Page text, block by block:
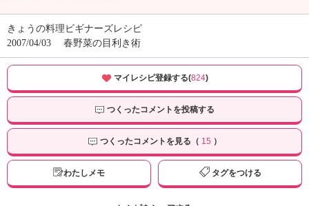
きょうの料理ビギナーズレシピ
2007/04/03
春野菜の目利き術
マイレシピ登録する(824)
つくったコメントを投稿する
つくったコメントを見る（ 15 ）
わたしメモ タグをつける